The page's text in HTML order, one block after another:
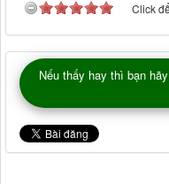
Click
Nếu thấy hay thì bạn